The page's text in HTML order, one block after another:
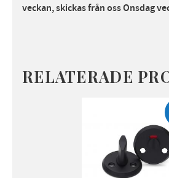
veckan, skickas från oss Onsdag
RELATERADE